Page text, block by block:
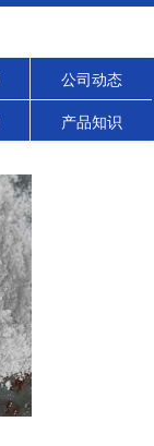
公司动态
产品知识